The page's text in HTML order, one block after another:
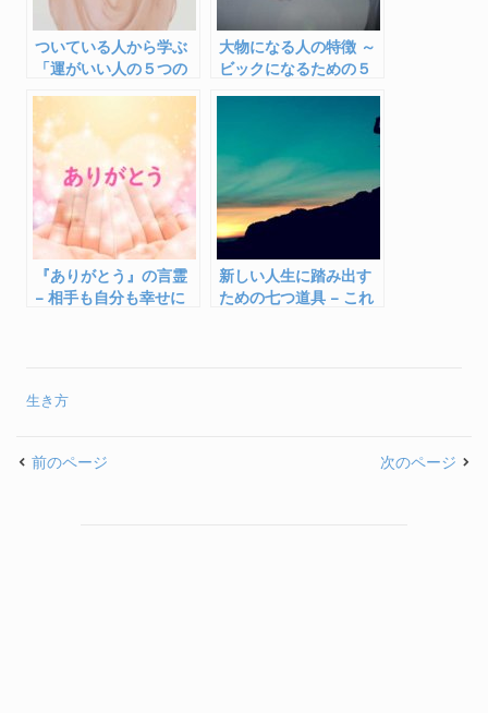
ついている人から学ぶ
「運がいい人の５つの
を！
大物になる人の特徴 ～
ビックになるための５
『ありがとう』の言霊
– 相手も自分も幸せに
新しい人生に踏み出す
ための七つ道具 – これ
生き方
前のページ 次のページ